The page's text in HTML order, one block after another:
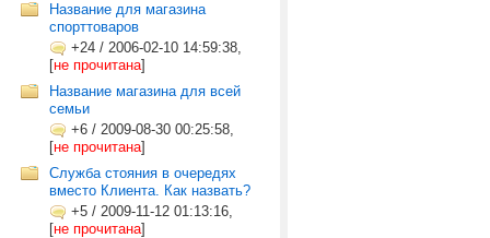
Название для магазина
спорттоваров
+24 / 2006-02-10 14:59:38,
[не прочитана]
Название магазина для всей
семьи
+6 / 2009-08-30 00:25:58,
[не прочитана]
Служба стояния в очередях
вместо Клиента. Как назвать?
+5 / 2009-11-12 01:13:16,
[не прочитана]